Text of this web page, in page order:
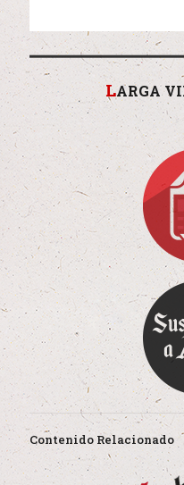
LARGA
Contenido Relacionado